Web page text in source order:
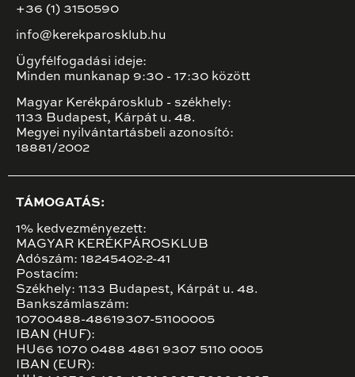
+36 (1) 3150590
info@kerekparosklub.hu
Ügyfélfogadási ideje:
Minden munkanap 9:30 - 17:30 között
Magyar Kerékpárosklub - székhely:
1133 Budapest, Kárpát u. 48.
Megyei nyilvántartásbeli azonosító:
18881/2002
TÁMOGATÁS:
1% kedvezményezett:
MAGYAR KERÉKPÁROSKLUB
Adószám: 18245402-2-41
Postacím:
Székhely: 1133 Budapest, Kárpát u. 48.
Bankszámlaszám:
10700488-48619307-51100005
IBAN (HUF):
HU66 1070 0488 4861 9307 5110 0005
IBAN (EUR):